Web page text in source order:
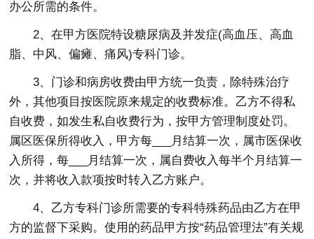
办公所需的条件。
2、在甲方医院特设糖尿病及并发症(高血压、高血
脂、中风、偏瘫、痛风)专科门诊。
3、门诊和病房收费由甲方统一负责，除特殊治疗
外，其他项目按医院原来规定的收费标准。乙方不得私
自收费，如发生私自收费行为，按甲方管理制度处罚。
属区医保所得收入，甲方每___月结算一次，属市医保收
入所得，每___月结算一次，属自费收入每半个月结算一
次，并将收入款项按时转入乙方账户。
4、乙方专科门诊所需要的专科特殊药品由乙方在甲
方的监督下采购。使用的药品甲方按“药品管理法”有关规